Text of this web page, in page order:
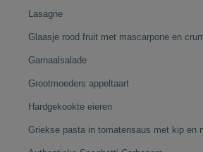
Lasagne
Glaasje rood fruit met mascarpone en
Garnaalsalade
Grootmoeders appeltaart
Hardgekookte eieren
Griekse pasta in tomatensaus met kip en